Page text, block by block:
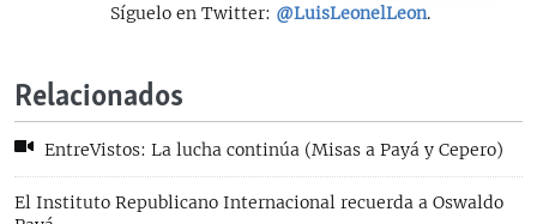
Síguelo en Twitter: @LuisLeonelLeon.
Relacionados
EntreVistos: La lucha continúa (Misas a Payá y Cepero)
El Instituto Republicano Internacional recuerda a Oswaldo